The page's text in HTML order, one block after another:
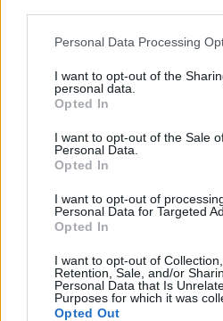
Personal Data Processing
I want to opt-out of the
personal data.
Opted In
I want to opt-out of the Sale
Personal Data.
Opted In
I want to opt-out of
Personal Data for Targeted
Opted In
I want to opt-out of Collection,
Retention, Sale, and/or
Personal Data that Is
Purposes for which it was
Opted Out
Majka
erdélyi
Ősszel új
Nőileg
Sándor
menjünk!